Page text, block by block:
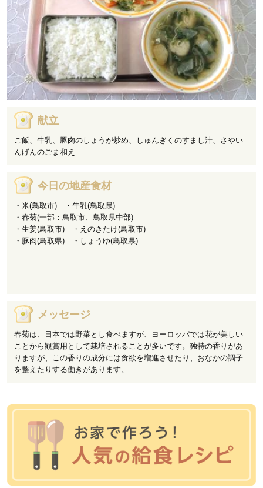
献立
ご飯、牛乳、豚肉のしょうが炒め、しゅんぎくのすまし汁、さやい
んげんのごま和え
今日の地産食材
・米(鳥取市) ・牛乳(鳥取県)
・春菊(一部：鳥取市、鳥取県中部)
・生姜(鳥取市) ・えのきたけ(鳥取市)
・豚肉(鳥取県) ・しょうゆ(鳥取県)
メッセージ
春菊は、日本では野菜とし食べますが、ヨーロッパでは花が美しい
ことから観賞用として栽培されることが多いです。独特の香りがあ
りますが、この香りの成分には食欲を増進させたり、おなかの調子
を整えたりする働きがあります。